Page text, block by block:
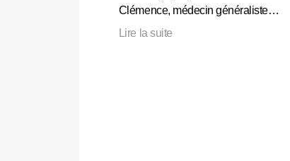
Clémence, médecin généraliste…
Lire la suite